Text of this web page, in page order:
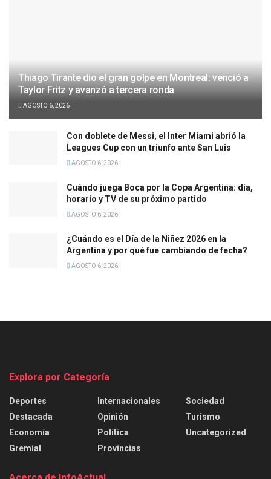
Thiago Tirante dio el gran golpe en Montreal: venció a
Taylor Fritz y avanzó a tercera ronda
AGOSTO 6, 2026
Con doblete de Messi, el Inter Miami abrió la
Leagues Cup con un triunfo ante San Luis
AGOSTO 6, 2026
Cuándo juega Boca por la Copa Argentina: día,
horario y TV de su próximo partido
AGOSTO 6, 2026
¿Cuándo es el Día de la Niñez 2026 en la
Argentina y por qué fue cambiando de fecha?
AGOSTO 6, 2026
Explora por Categoría
Deportes
Destacada
Economía
Gremial
Internacionales
Opinión
Política
Provincias
Sociedad
Turismo
Uncategorized